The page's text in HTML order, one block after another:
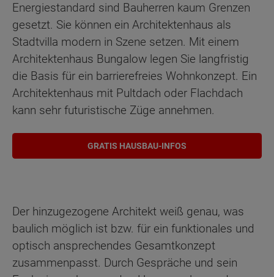
Energiestandard sind Bauherren kaum Grenzen
gesetzt. Sie können ein Architektenhaus als
Stadtvilla modern in Szene setzen. Mit einem
Architektenhaus Bungalow legen Sie langfristig
die Basis für ein barrierefreies Wohnkonzept. Ein
Architektenhaus mit Pultdach oder Flachdach
kann sehr futuristische Züge annehmen.
GRATIS HAUSBAU-INFOS
Der hinzugezogene Architekt weiß genau, was
baulich möglich ist bzw. für ein funktionales und
optisch ansprechendes Gesamtkonzept
zusammenpasst. Durch Gespräche und sein